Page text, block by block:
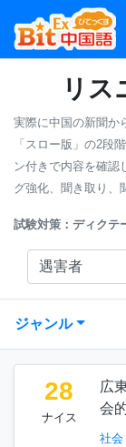
リス
実際に中国の新聞か
「スロー版」の2段
ン付きで内容を確認
グ強化、聞き取り、
試験対策：ディクテ
ジャンル
28
ナイス
広
会
社会